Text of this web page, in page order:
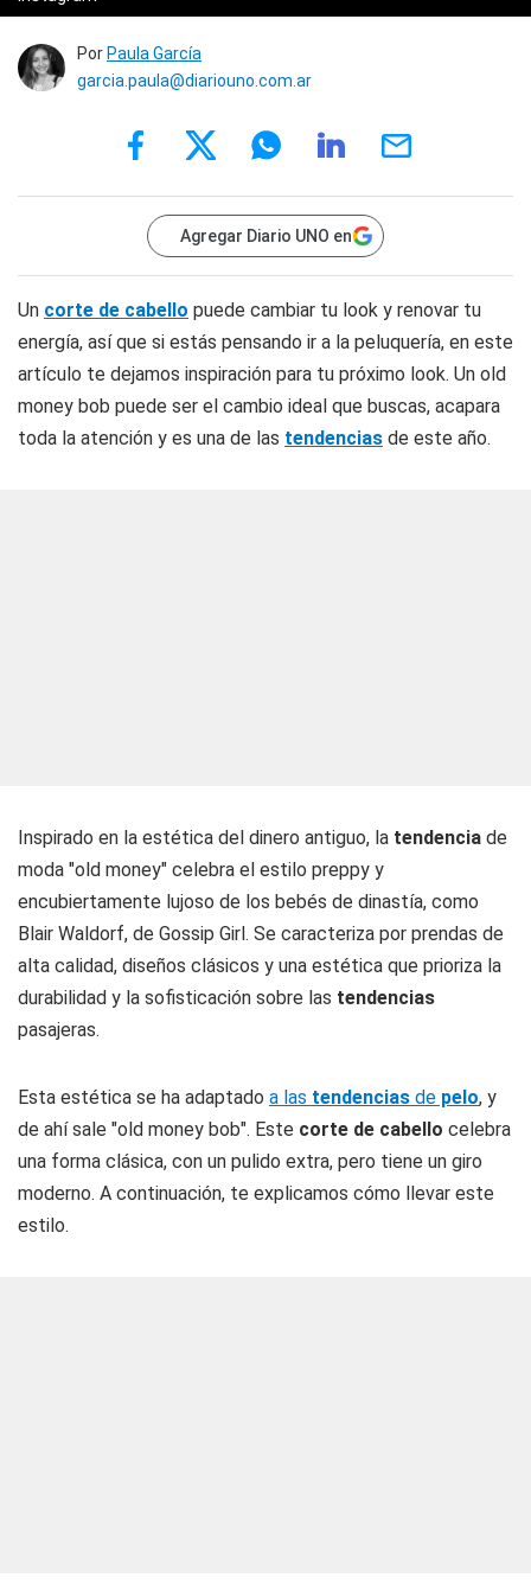
Por Paula García
garcia.paula@diariouno.com.ar
Agregar Diario UNO en
Un corte de cabello puede cambiar tu look y renovar tu
energía, así que si estás pensando ir a la peluquería, en este
artículo te dejamos inspiración para tu próximo look. Un old
money bob puede ser el cambio ideal que buscas, acapara
toda la atención y es una de las tendencias de este año.
Inspirado en la estética del dinero antiguo, la tendencia de
moda "old money" celebra el estilo preppy y
encubiertamente lujoso de los bebés de dinastía, como
Blair Waldorf, de Gossip Girl. Se caracteriza por prendas de
alta calidad, diseños clásicos y una estética que prioriza la
durabilidad y la sofisticación sobre las tendencias
pasajeras.
Esta estética se ha adaptado a las tendencias de pelo, y
de ahí sale "old money bob". Este corte de cabello celebra
una forma clásica, con un pulido extra, pero tiene un giro
moderno. A continuación, te explicamos cómo llevar este
estilo.